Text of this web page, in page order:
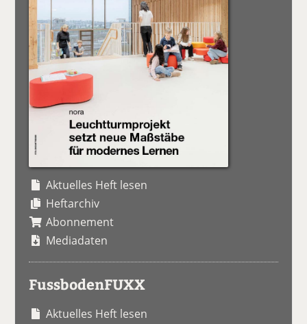
Aktuelles Heft lesen
Heftarchiv
Abonnement
Mediadaten
FussbodenFUXX
Aktuelles Heft lesen